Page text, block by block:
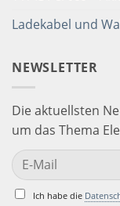
Ladekabel und
NEWSLETTER
Die aktuellsten
um das Thema
Ich habe die